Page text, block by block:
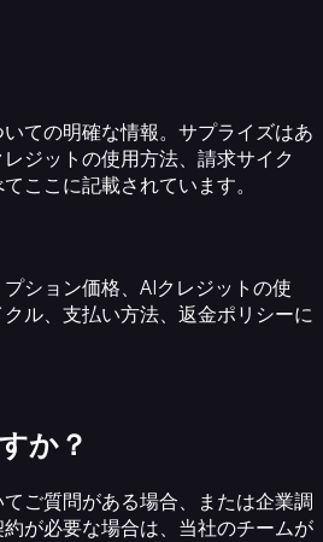
ての明確な情報。サプライズはあ
ジットの使用方法、請求サイク
ここに記載されています。
ション価格、AIクレジットの使
ル、支払い方法、返金ポリシーに
か？
ご質問がある場合、または企業調
が必要な場合は、当社のチームが